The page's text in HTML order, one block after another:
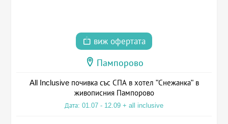
виж офертата
Пампорово
All Inclusive почивка със СПА в хотел "Снежанка" в
живописния Пампорово
Дата: 01.07 - 12.09 + all inclusive